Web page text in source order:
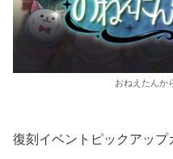
おねえたんか
復刻イベントピックアップ